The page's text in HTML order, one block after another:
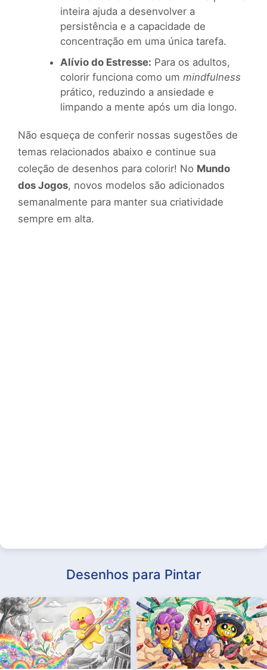
inteira ajuda a desenvolver a
persistência e a capacidade de
concentração em uma única tarefa.
Alívio do Estresse: Para os adultos,
colorir funciona como um mindfulness
prático, reduzindo a ansiedade e
limpando a mente após um dia longo.
Não esqueça de conferir nossas sugestões de
temas relacionados abaixo e continue sua
coleção de desenhos para colorir! No Mundo
dos Jogos, novos modelos são adicionados
semanalmente para manter sua criatividade
sempre em alta.
Desenhos para Pintar